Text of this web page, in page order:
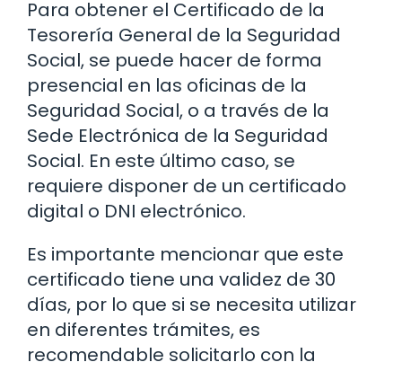
Para obtener el Certificado de la
Tesorería General de la Seguridad
Social, se puede hacer de forma
presencial en las oficinas de la
Seguridad Social, o a través de la
Sede Electrónica de la Seguridad
Social. En este último caso, se
requiere disponer de un certificado
digital o DNI electrónico.
Es importante mencionar que este
certificado tiene una validez de 30
días, por lo que si se necesita utilizar
en diferentes trámites, es
recomendable solicitarlo con la